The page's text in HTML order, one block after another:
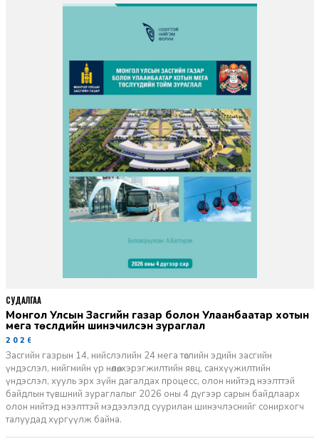
Монгол Улсын Засгийн газар болон Улаанбаатар хотын
мега төслүүдийн шинэчилсэн зураглал
2026-06-29
Засгийн газрын 14, нийслэлийн 24 мега төслийн эдийн засгийн
үндэслэл, нийгмийн үр нөлөө, хэрэгжилтийн явц, санхүүжилтийн
үндэслэл, хууль эрх зүйн дагалдах процесс, олон нийтэд нээлттэй
байдлын түвшний зураглалыг 2026 оны 4 дүгээр сарын байдлаарх
олон нийтэд нээлттэй мэдээлэлд суурилан шинэчлэснийг сонирхогч
талуудад хүргүүлж байна.
СУДАЛГАА